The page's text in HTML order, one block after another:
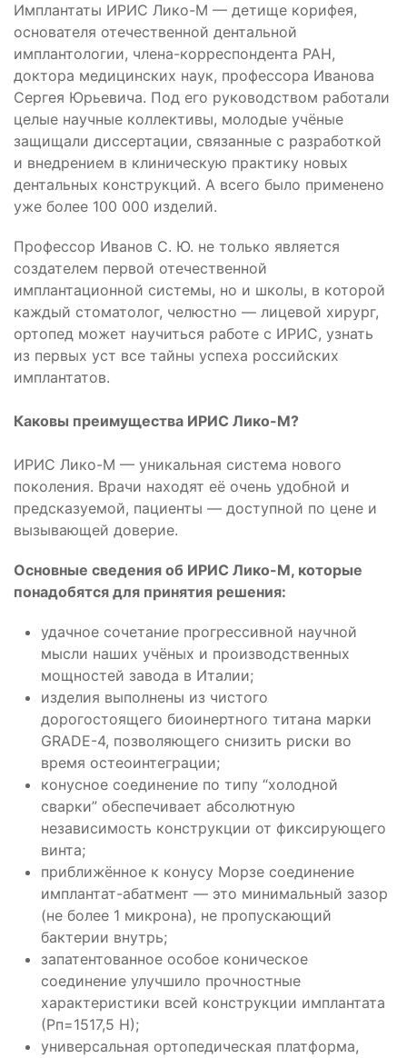
Имплантаты ИРИС Лико-М — детище корифея,
основателя отечественной дентальной
имплантологии, члена-корреспондента РАН,
доктора медицинских наук, профессора Иванова
Сергея Юрьевича. Под его руководством работали
целые научные коллективы, молодые учёные
защищали диссертации, связанные с разработкой
и внедрением в клиническую практику новых
дентальных конструкций. А всего было применено
уже более 100 000 изделий.
Профессор Иванов С. Ю. не только является
создателем первой отечественной
имплантационной системы, но и школы, в которой
каждый стоматолог, челюстно — лицевой хирург,
ортопед может научиться работе с ИРИС, узнать
из первых уст все тайны успеха российских
имплантатов.
Каковы преимущества ИРИС Лико-М?
ИРИС Лико-М — уникальная система нового
поколения. Врачи находят её очень удобной и
предсказуемой, пациенты — доступной по цене и
вызывающей доверие.
Основные сведения об ИРИС Лико-М, которые
понадобятся для принятия решения:
удачное сочетание прогрессивной научной
мысли наших учёных и производственных
мощностей завода в Италии;
изделия выполнены из чистого
дорогостоящего биоинертного титана марки
GRADE-4, позволяющего снизить риски во
время остеоинтеграции;
конусное соединение по типу “холодной
сварки” обеспечивает абсолютную
независимость конструкции от фиксирующего
винта;
приближённое к конусу Морзе соединение
имплантат-абатмент — это минимальный зазор
(не более 1 микрона), не пропускающий
бактерии внутрь;
запатентованное особое коническое
соединение улучшило прочностные
характеристики всей конструкции имплантата
(Рп=1517,5 Н);
универсальная ортопедическая платформа,